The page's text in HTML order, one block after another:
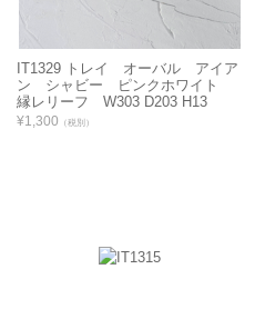
IT1329 トレイ オーバル アイア
ン シャビー ピンクホワイト
縁レリーフ W303 D203 H13
¥1,300 （税別）